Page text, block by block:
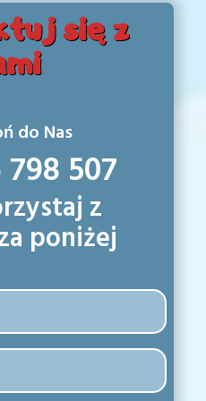
się z
do Nas
507
z
poniżej